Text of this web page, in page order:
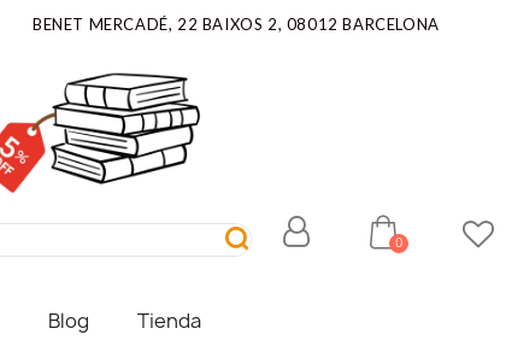
BENET MERCADÉ, 22 BAIXOS 2, 08012 BARCELONA
Blog Tienda